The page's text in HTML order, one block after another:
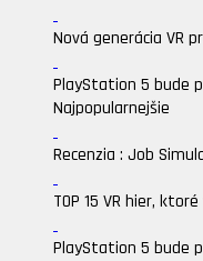
Nová generácia VR
PlayStation 5 bude
Najpopularnejšie
Recenzia : Job
TOP 15 VR hier,
PlayStation 5 bude